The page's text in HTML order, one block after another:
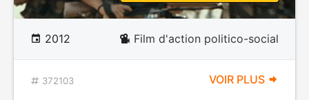
2012 Film d'action politico-social
372103 VOIR PLUS